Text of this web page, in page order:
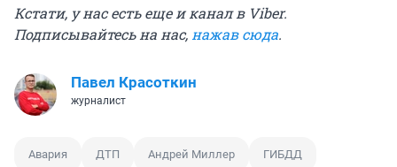
Кстати, у нас есть еще и канал в Viber.
Подписывайтесь на нас,нажав сюда.
Павел Красоткин
журналист
Авария ДТП Андрей Миллер ГИБДД